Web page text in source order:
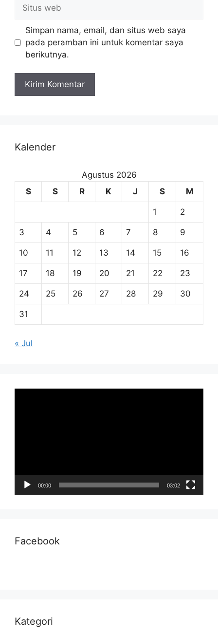
Simpan nama, email, dan situs web saya
pada peramban ini untuk komentar saya
berikutnya.
Kalender
Agustus 2026
S
S R K J S M
1 2
3 4 5 6 7 8 9
10 11 12 13 14 15 16
17 18 19 20 21 22 23
24 25 26 27 28 29 30
31
« Jul
00:00 03:02
Facebook
Kategori